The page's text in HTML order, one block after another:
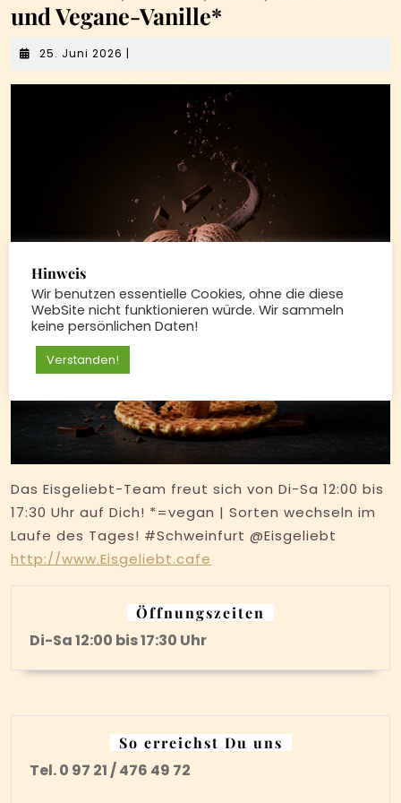
und Vegane-Vanille*
25. Juni 2026 25.
2026
|
Das Eisgeliebt-Team freut sich von Di-Sa 12:00 bis
17:30 Uhr auf Dich! *=vegan | Sorten wechseln im
Laufe des Tages! #Schweinfurt @Eisgeliebt
http://www.Eisgeliebt.cafe
Öffnungszeiten
Di-Sa 12:00 bis 17:30 Uhr
So erreichst Du uns
Tel. 0 97 21 / 476 49 72
Hinweis
Wir benutzen essentielle Cookies, ohne die diese
WebSite nicht funktionieren würde. Wir sammeln
keine persönlichen Daten!
Verstanden!